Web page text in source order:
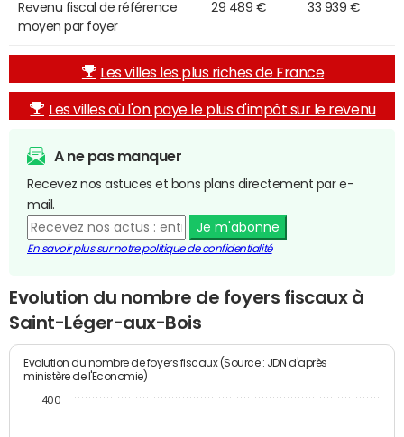
Revenu fiscal de référence
moyen par foyer
29 489 € 33 939 €
Les villes les plus riches de France
Les villes où l'on paye le plus d'impôt sur le revenu
A ne pas manquer
Recevez nos astuces et bons plans directement par e-
mail.
Je m'abonne
En savoir plus sur notre politique de confidentialité
Evolution du nombre de foyers fiscaux à
Saint-Léger-aux-Bois
Evolution du nombre de foyers fiscaux (Source : JDN d'après
ministère de l'Economie)
400